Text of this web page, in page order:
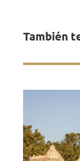
También